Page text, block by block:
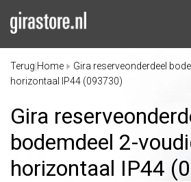
Terug Home
Gira reserveonderdeel
horizontaal IP44 (093730)
Gira
bodemdeel 2-
horizontaal IP44